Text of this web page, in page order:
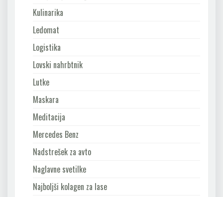
Kulinarika
Ledomat
Logistika
Lovski nahrbtnik
Lutke
Maskara
Meditacija
Mercedes Benz
Nadstrešek za avto
Naglavne svetilke
Najboljši kolagen za lase